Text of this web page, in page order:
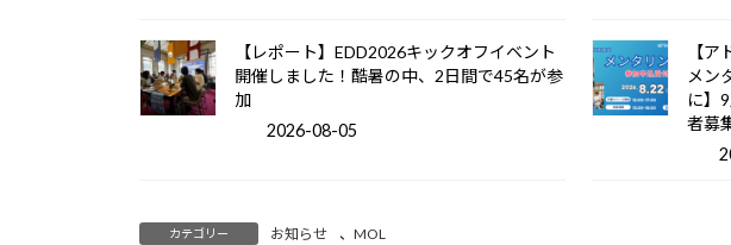
【レポート】EDD2026キックオフイベント
開催しました！酷暑の中、2日間で45名が参
加
2026-08-05
【
メン
に】
者募
カテゴリー お知らせ 、 MOL